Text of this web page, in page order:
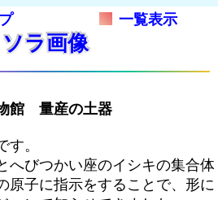
一覧表示
ソラ画像
館 量産の土器
。
へびつかい座のイシキの集合体
原子に指示をすることで、形に